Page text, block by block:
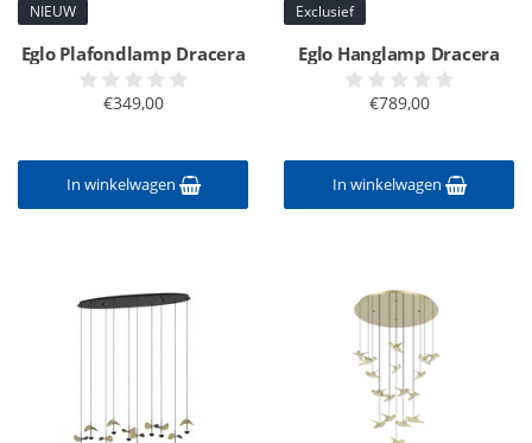
NIEUW
Eglo Plafondlamp Dracera
€349,00
In winkelwagen
Exclusief
Eglo Hanglamp Dracera
€789,00
In winkelwagen